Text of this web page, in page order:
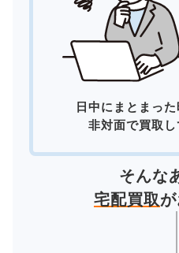
日中にまとまっ
非対面で買取し
そんな
宅配買取